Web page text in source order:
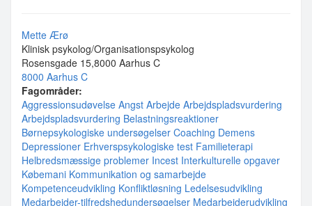
Mette Ærø
Klinisk psykolog/Organisationspsykolog
Rosensgade 15,8000 Aarhus C
8000 Aarhus C
Fagområder:
Aggressionsudøvelse Angst Arbejde Arbejdspladsvurdering
Arbejdspladsvurdering Belastningsreaktioner
Børnepsykologiske undersøgelser Coaching Demens
Depressioner Erhverspsykologiske test Familieterapi
Helbredsmæssige problemer Incest Interkulturelle opgaver
Købemani Kommunikation og samarbejde
Kompetenceudvikling Konfliktløsning Ledelsesudvikling
Medarbejder-tilfredshedundersøgelser Medarbejderudvikling